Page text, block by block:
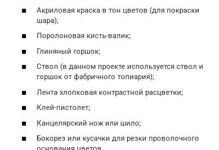
Акриловая краска в тон цветов (для покраски
шара);
Поролоновая кисть-валик;
Глиняный горшок;
Ствол (в данном проекте используется ствол и
горшок от фабричного топиария);
Лента хлопковая контрастной расцветки;
Клей-пистолет;
Канцелярский нож или шило;
Бокорез или кусачки для резки проволочного